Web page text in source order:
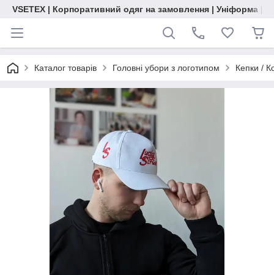
VSETEX | Корпоративний одяг на замовлення | Уніформа |
Каталог товарів Головні убори з логотипом Кепки /